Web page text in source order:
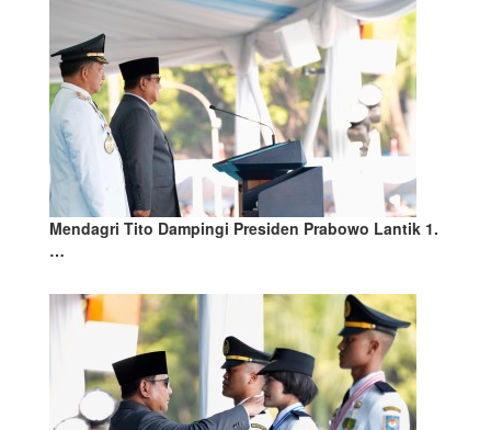
Mendagri Tito Dampingi Presiden Prabowo Lantik 1.
…